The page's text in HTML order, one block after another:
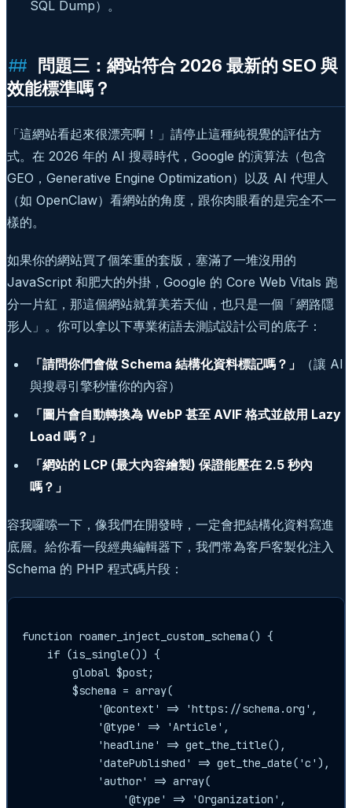
SQL Dump）。
問題三：網站符合 2026 最新的 SEO 與
效能標準嗎？
「這網站看起來很漂亮啊！」請停止這種純視覺的評估方
式。在 2026 年的 AI 搜尋時代，Google 的演算法（包含
GEO，Generative Engine Optimization）以及 AI 代理人
（如 OpenClaw）看網站的角度，跟你肉眼看的是完全不一
樣的。
如果你的網站買了個笨重的套版，塞滿了一堆沒用的
JavaScript 和肥大的外掛，Google 的 Core Web Vitals 跑
分一片紅，那這個網站就算美若天仙，也只是一個「網路隱
形人」。你可以拿以下專業術語去測試設計公司的底子：
「請問你們會做 Schema 結構化資料標記嗎？」
（讓 AI
與搜尋引擎秒懂你的內容）
「圖片會自動轉換為 WebP 甚至 AVIF 格式並啟用 Lazy
Load 嗎？」
「網站的 LCP (最大內容繪製) 保證能壓在 2.5 秒內
嗎？」
容我囉嗦一下，像我們在開發時，一定會把結構化資料寫進
底層。給你看一段經典編輯器下，我們常為客戶客製化注入
Schema 的 PHP 程式碼片段：
function roamer_inject_custom_schema() {
    if (is_single()) {
        global $post;
        $schema = array(
            '@context' => 'https://schema.org',
            '@type' => 'Article',
            'headline' => get_the_title(),
            'datePublished' => get_the_date('c'),
            'author' => array(
                '@type' => 'Organization',